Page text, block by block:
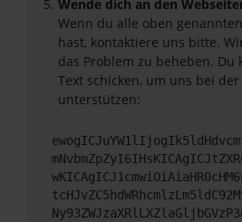
Wende dich an den
Wenn du alle oben
hast, kontaktiere uns bitte.
das Problem zu beheben. Du
Text schicken, um uns bei
unterstützen: